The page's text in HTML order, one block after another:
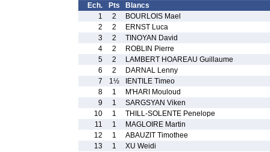
Ech. Pts
Blancs
1
2
BOURLOIS Mael
2
2
ERNST Luca
3
2
TINOYAN David
4
2
ROBLIN Pierre
5
2
LAMBERT HOAREAU Guillaume
6
2
DARNAL Lenny
7
1½
IENTILE Timeo
8
1
M'HARI Mouloud
9
1
SARGSYAN Viken
10
1
THILL-SOLENTE Penelope
11
1
MAGLOIRE Martin
12
1
ABAUZIT Timothee
13
1
XU Weidi